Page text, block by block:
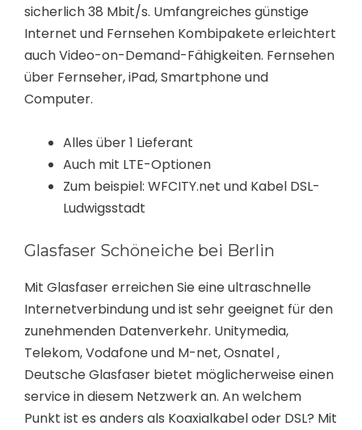
sicherlich 38 Mbit/s. Umfangreiches günstige
Internet und Fernsehen Kombipakete erleichtert
auch Video-on-Demand-Fähigkeiten. Fernsehen
über Fernseher, iPad, Smartphone und
Computer.
Alles über 1 Lieferant
Auch mit LTE-Optionen
Zum beispiel: WFCITY.net und Kabel DSL-
Ludwigsstadt
Glasfaser Schöneiche bei Berlin
Mit Glasfaser erreichen Sie eine ultraschnelle
Internetverbindung und ist sehr geeignet für den
zunehmenden Datenverkehr. Unitymedia,
Telekom, Vodafone und M-net, Osnatel ,
Deutsche Glasfaser bietet möglicherweise einen
service in diesem Netzwerk an. An welchem
Punkt ist es anders als Koaxialkabel oder DSL? Mit